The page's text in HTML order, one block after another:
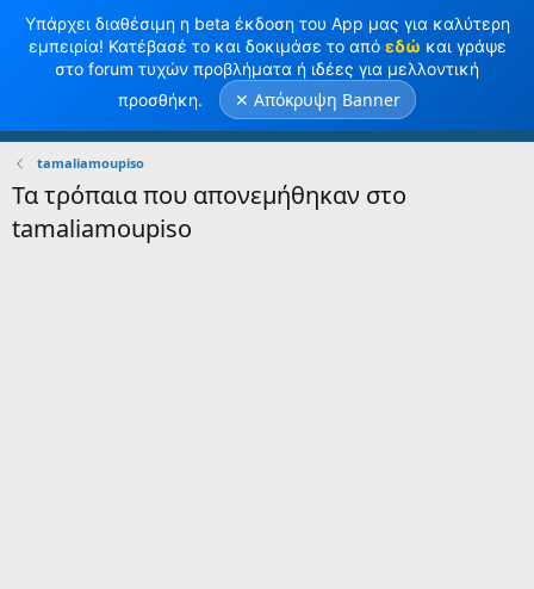
Υπάρχει διαθέσιμη η beta έκδοση του App μας για καλύτερη
εμπειρία! Κατέβασέ το και δοκιμάσε το από εδώ και γράψε
στο forum τυχών προβλήματα ή ιδέες για μελλοντική
προσθήκη.
✕ Απόκρυψη Banner
Σύνδεση
tamaliamoupiso
Τα τρόπαια που απονεμήθηκαν στο
tamaliamoupiso